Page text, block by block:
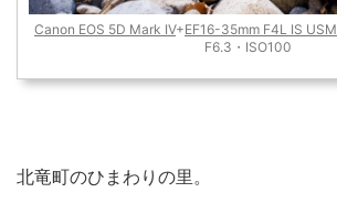
Canon EOS 5D Mark IV+EF16-35mm F4L IS USM
F6.3・ISO100
北竜町のひまわりの里。